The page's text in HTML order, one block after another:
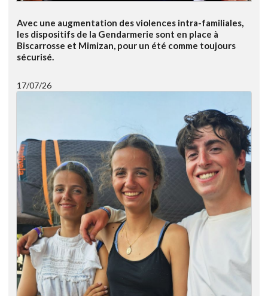
Avec une augmentation des violences intra-familiales,
les dispositifs de la Gendarmerie sont en place à
Biscarrosse et Mimizan, pour un été comme toujours
sécurisé.
17/07/26